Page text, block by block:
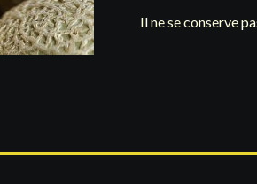
Il ne se conserve